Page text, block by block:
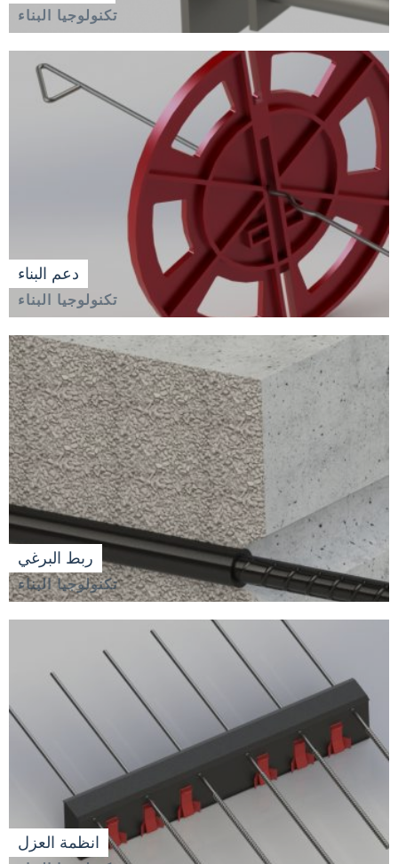
تكنولوجيا البناء
دعم البناء
تكنولوجيا البناء
ربط البرغي
تكنولوجيا البناء
انظمة العزل